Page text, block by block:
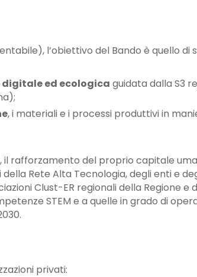
l’obiettivo del Bando è quello di
ed ecologica guidata dalla S3
, i materiali e i processi produttivi in
il rafforzamento del proprio capitale
Rete Alta Tecnologia, degli enti e
Clust-ER regionali della Regione e
STEM e a quelle in grado di
privati: